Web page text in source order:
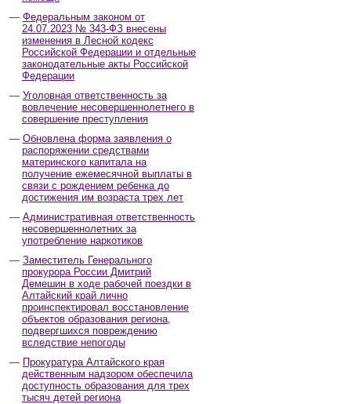
Федеральным законом от
24.07.2023 № 343-ФЗ внесены
изменения в Лесной кодекс
Российской Федерации и отдельные
законодательные акты Российской
Федерации
Уголовная ответственность за
вовлечение несовершеннолетнего в
совершение преступления
Обновлена форма заявления о
распоряжении средствами
материнского капитала на
получение ежемесячной выплаты в
связи с рождением ребенка до
достижения им возраста трех лет
Административная ответственность
несовершеннолетних за
употребление наркотиков
Заместитель Генерального
прокурора России Дмитрий
Демешин в ходе рабочей поездки в
Алтайский край лично
проинспектировал восстановление
объектов образования региона,
подвергшихся повреждению
вследствие непогоды
Прокуратура Алтайского края
действенным надзором обеспечила
доступность образования для трех
тысяч детей региона